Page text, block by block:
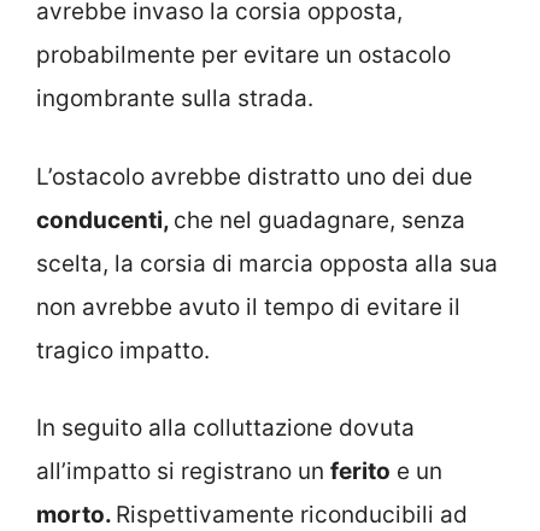
avrebbe invaso la corsia opposta,
probabilmente per evitare un ostacolo
ingombrante sulla strada.
L’ostacolo avrebbe distratto uno dei due
conducenti, che nel guadagnare, senza
scelta, la corsia di marcia opposta alla sua
non avrebbe avuto il tempo di evitare il
tragico impatto.
In seguito alla colluttazione dovuta
all’impatto si registrano un ferito e un
morto. Rispettivamente riconducibili ad